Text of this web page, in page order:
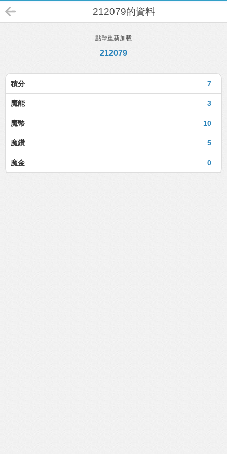
212079的資料
點擊重新加載
212079
7
積分
3
魔能
10
魔幣
5
魔鑽
0
魔金